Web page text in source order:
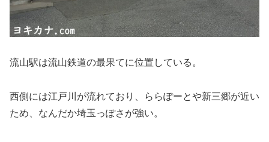
流山駅は流山鉄道の最果てに位置している。
西側には江戸川が流れており、ららぽーとや新三郷が近い
ため、なんだか埼玉っぽさが強い。